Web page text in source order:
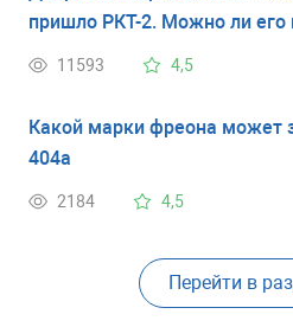
пришло РКТ-2. Можно ли его
11593 4,5
Какой марки фреона может
404a
2184 4,5
Перейти в